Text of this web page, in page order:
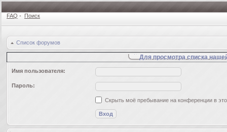
FAQ • Поиск
Список форумов
Для просмотра списка
Имя пользователя:
Пароль:
Скрыть моё пребывание на конференции в